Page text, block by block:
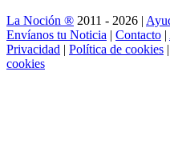
La Noción ® 2011 - 2026 |
Envíanos tu Noticia | Contacto |
Privacidad | Política de cookies |
cookies